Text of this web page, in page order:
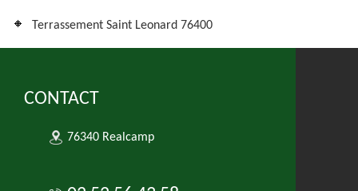
Terrassement Saint Leonard 76400
CONTACT
76340 Realcamp